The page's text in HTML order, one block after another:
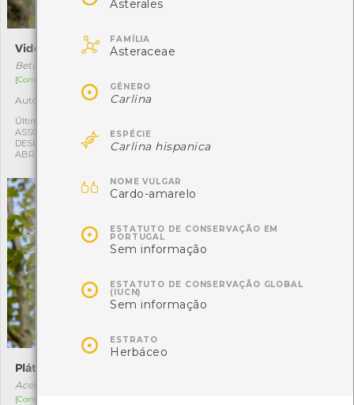
Vidoeiro
Betula celtiberica
[Comum]
Autóctone
Última observação por:
ASSOCIAÇÃO CULTURAL E
DESPORTIVA CAPITÃES DE
ABRIL
DESPORTIVA CAPITÃES DE
Plátano-bastardo
Acer pseudoplatanus
[Comum]
Asterales
 FAMÍLIA
Asteraceae
 GÉNERO
Carlina
 ESPÉCIE
Carlina hispanica
 NOME VULGAR
Cardo-amarelo
 ESTATUTO DE CONSERVAÇÃO EM
PORTUGAL
Sem informação
 ESTATUTO DE CONSERVAÇÃO GLOBAL
(IUCN)
Sem informação
 ESTRATO
Herbáceo